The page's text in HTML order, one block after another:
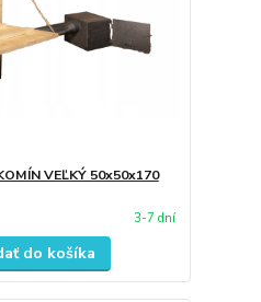
VEĽKÝ 50x50x170
3-7 dní
do košíka